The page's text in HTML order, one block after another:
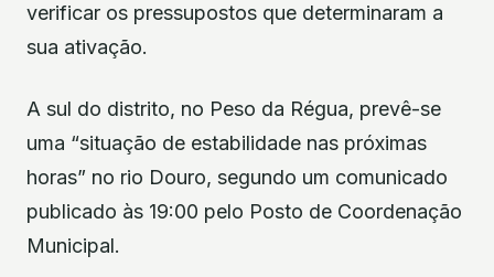
verificar os pressupostos que determinaram a
sua ativação.
A sul do distrito, no Peso da Régua, prevê-se
uma “situação de estabilidade nas próximas
horas” no rio Douro, segundo um comunicado
publicado às 19:00 pelo Posto de Coordenação
Municipal.